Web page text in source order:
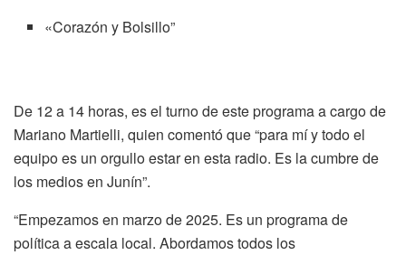
«Corazón y Bolsillo”
De 12 a 14 horas, es el turno de este programa a cargo de
Mariano Martielli, quien comentó que “para mí y todo el
equipo es un orgullo estar en esta radio. Es la cumbre de
los medios en Junín”.
“Empezamos en marzo de 2025. Es un programa de
política a escala local. Abordamos todos los